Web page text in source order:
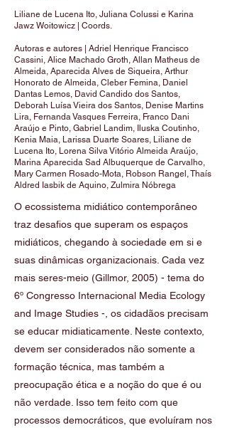
Liliane de Lucena Ito, Juliana Colussi e Karina
Jawz Woitowicz | Coords.
Autoras e autores | Adriel Henrique Francisco
Cassini, Alice Machado Groth, Allan Matheus de
Almeida, Aparecida Alves de Siqueira, Arthur
Honorato de Almeida, Cleber Femina, Daniel
Dantas Lemos, David Candido dos Santos,
Deborah Luísa Vieira dos Santos, Denise Martins
Lira, Fernanda Vasques Ferreira, Franco Dani
Araújo e Pinto, Gabriel Landim, Iluska Coutinho,
Kenia Maia, Larissa Duarte Soares, Liliane de
Lucena Ito, Lorena Silva Vitório Almeida Araújo,
Marina Aparecida Sad Albuquerque de Carvalho,
Mary Carmen Rosado-Mota, Robson Rangel, Thaís
Aldred Iasbik de Aquino, Zulmira Nóbrega
O ecossistema midiático contemporâneo
traz desafios que superam os espaços
midiáticos, chegando à sociedade em si e
suas dinâmicas organizacionais. Cada vez
mais seres-meio (Gillmor, 2005) - tema do
6º Congresso Internacional Media Ecology
and Image Studies -, os cidadãos precisam
se educar midiaticamente. Neste contexto,
devem ser considerados não somente a
formação técnica, mas também a
preocupação ética e a noção do que é ou
não verdade. Isso tem feito com que
processos democráticos, que evoluíram nos